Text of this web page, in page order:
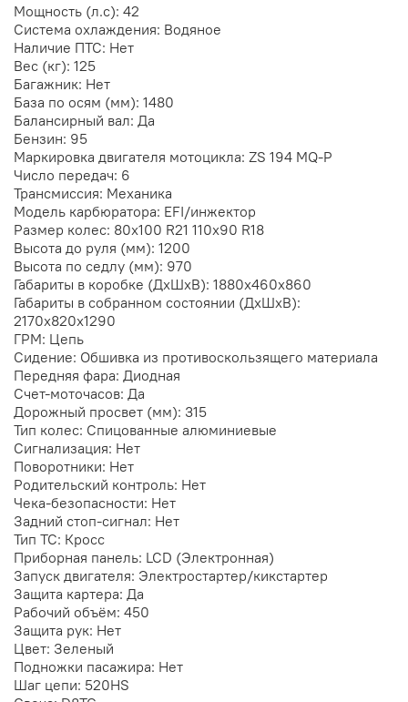
Мощность (л.с): 42
Система охлаждения: Водяное
Наличие ПТС: Нет
Вес (кг): 125
Багажник: Нет
База по осям (мм): 1480
Балансирный вал: Да
Бензин: 95
Маркировка двигателя мотоцикла: ZS 194 MQ-P
Число передач: 6
Трансмиссия: Механика
Модель карбюратора: EFI/инжектор
Размер колес: 80х100 R21 110х90 R18
Высота до руля (мм): 1200
Высота по седлу (мм): 970
Габариты в коробке (ДхШхВ): 1880х460х860
Габариты в собранном состоянии (ДхШхВ):
2170х820х1290
ГРМ: Цепь
Сидение: Обшивка из противоскользящего материала
Передняя фара: Диодная
Счет-моточасов: Да
Дорожный просвет (мм): 315
Тип колес: Спицованные алюминиевые
Сигнализация: Нет
Поворотники: Нет
Родительский контроль: Нет
Чека-безопасности: Нет
Задний стоп-сигнал: Нет
Тип ТС: Кросс
Приборная панель: LCD (Электронная)
Запуск двигателя: Электростартер/кикстартер
Защита картера: Да
Рабочий объём: 450
Защита рук: Нет
Цвет: Зеленый
Подножки пасажира: Нет
Шаг цепи: 520HS